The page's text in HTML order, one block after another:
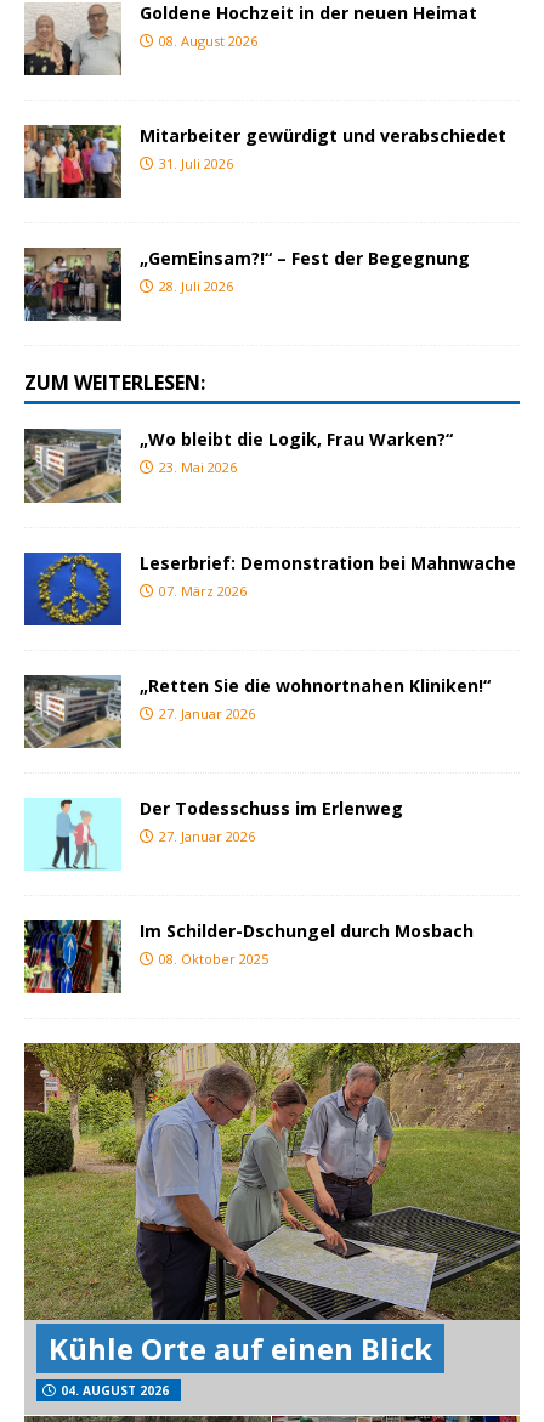
Goldene Hochzeit in der neuen Heimat
08. August 2026
Mitarbeiter gewürdigt und verabschiedet
31. Juli 2026
„GemEinsam?!“ – Fest der Begegnung
28. Juli 2026
ZUM WEITERLESEN:
„Wo bleibt die Logik, Frau Warken?“
23. Mai 2026
Leserbrief: Demonstration bei Mahnwache
07. März 2026
„Retten Sie die wohnortnahen Kliniken!“
27. Januar 2026
Der Todesschuss im Erlenweg
27. Januar 2026
Im Schilder-Dschungel durch Mosbach
08. Oktober 2025
Kühle Orte auf einen Blick
04. AUGUST 2026